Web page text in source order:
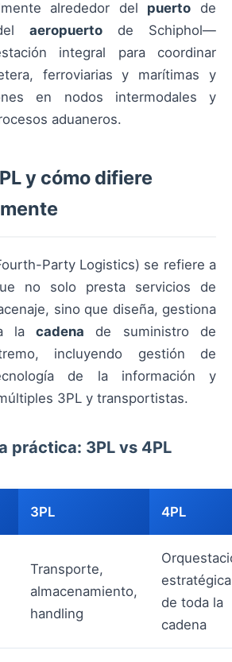
alrededor del puerto de
aeropuerto de Schiphol—
integral para coordinar
ferroviarias y marítimas y
en nodos intermodales y
aduaneros.
y cómo difiere
Party Logistics) se refiere a
no solo presta servicios de
sino que diseña, gestiona
lacadena de suministro de
incluyendo gestión de
de la información y
3PL y transportistas.
práctica: 3PL vs 4PL
3PL 4PL
Transporte,
almacenamiento,
handling
estratégica
de toda la
cadena